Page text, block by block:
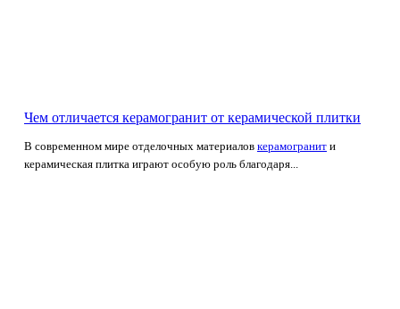
Чем отличается керамогранит от керамической плитки
В современном мире отделочных материалов керамогранит и
керамическая плитка играют особую роль благодаря...